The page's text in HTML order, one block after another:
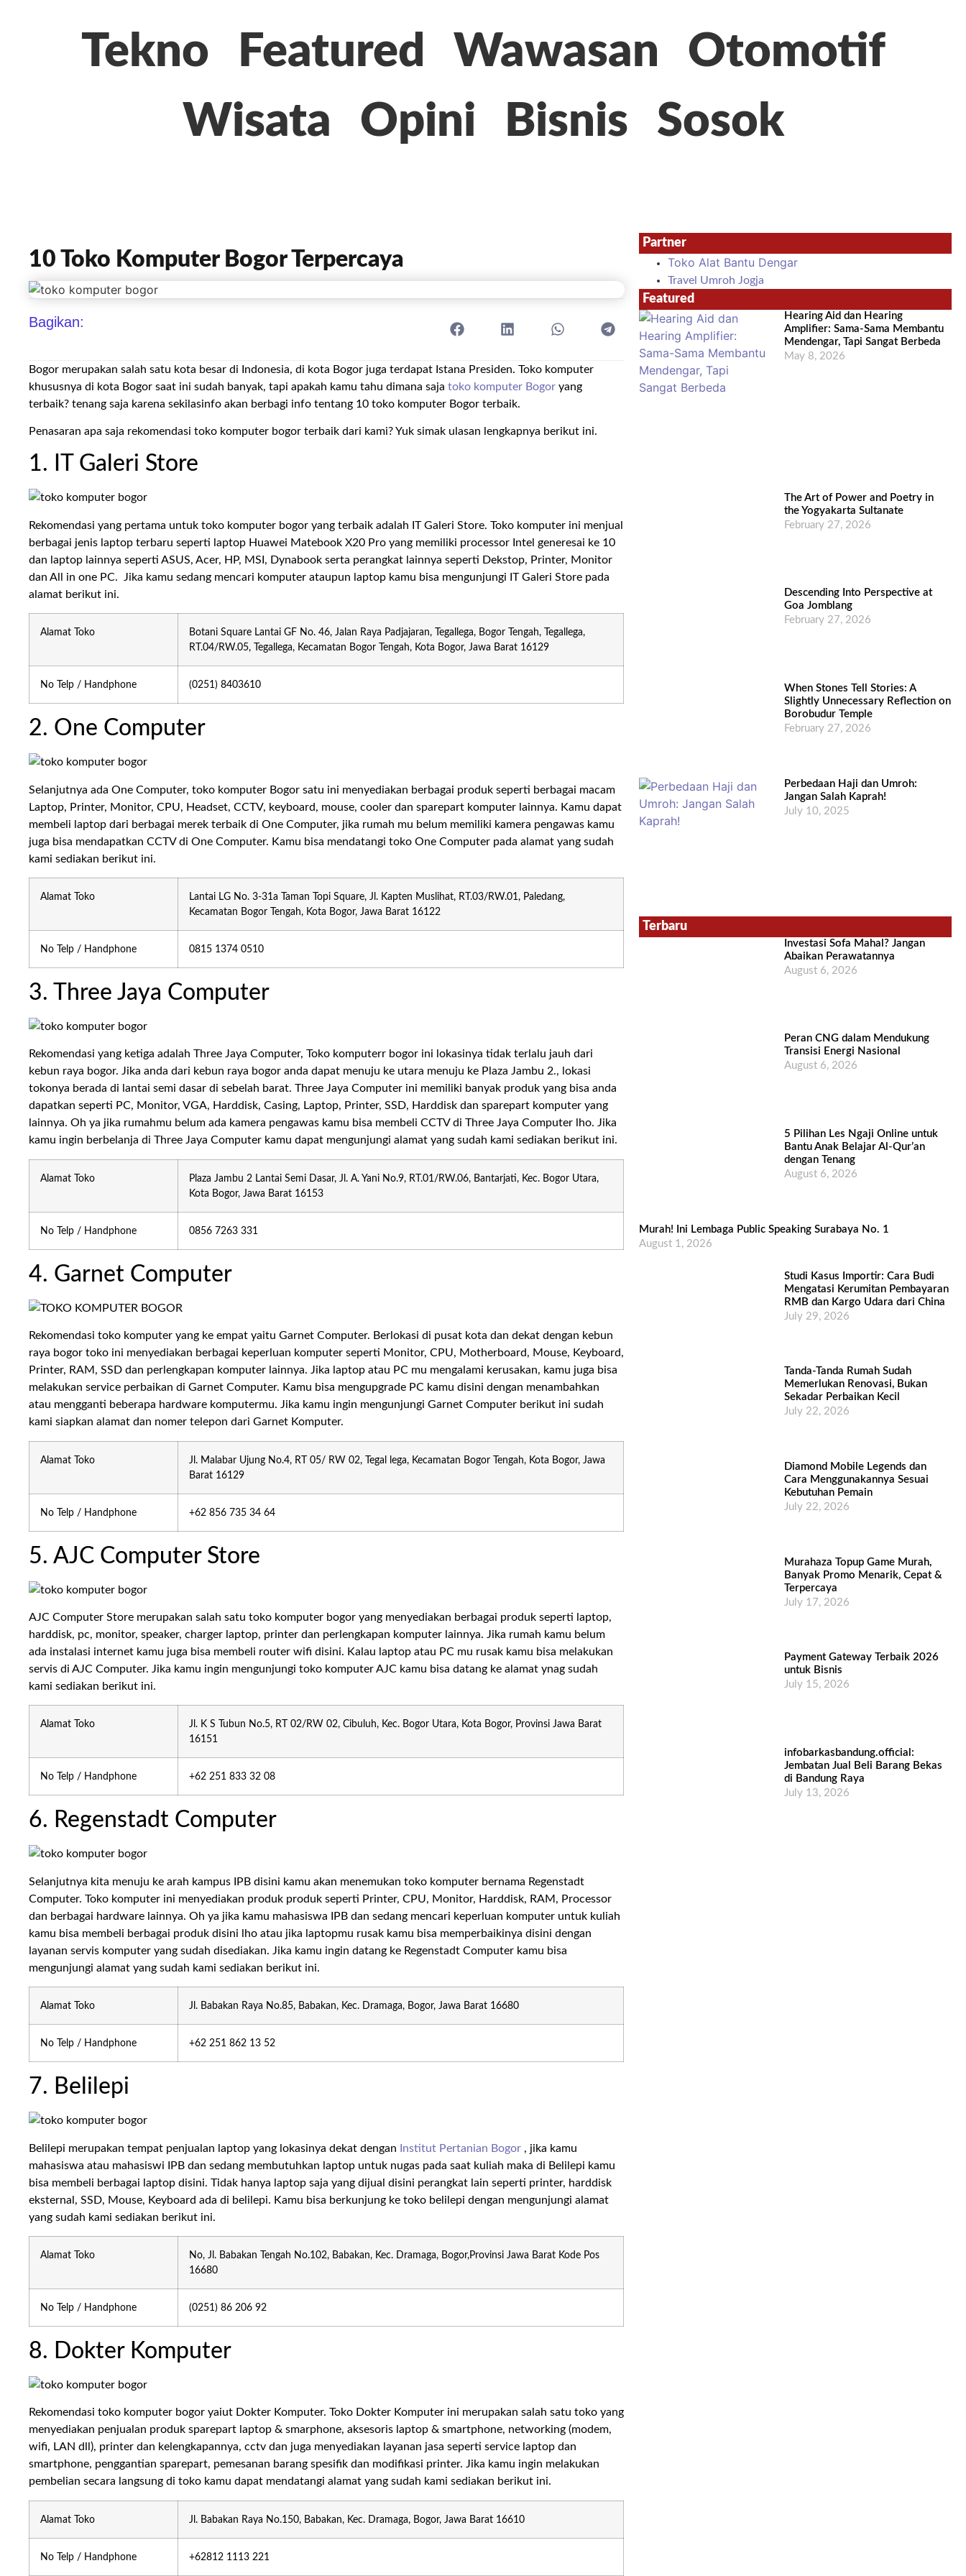
Tekno Featured Wawasan
Otomotif
Wisata
Opini Bisnis Sosok
10 Toko Komputer Bogor Terpercaya
Bagikan:
Bogor merupakan salah satu kota besar di Indonesia, di kota Bogor juga terdapat Istana Presiden. Toko komputer
khususnya di kota Bogor saat ini sudah banyak, tapi apakah kamu tahu dimana saja toko komputer Bogor yang
terbaik? tenang saja karena sekilasinfo akan berbagi info tentang 10 toko komputer Bogor terbaik.
Penasaran apa saja rekomendasi toko komputer bogor terbaik dari kami? Yuk simak ulasan lengkapnya berikut ini.
1. IT Galeri Store
Rekomendasi yang pertama untuk toko komputer bogor yang terbaik adalah IT Galeri Store. Toko komputer ini menjual
berbagai jenis laptop terbaru seperti laptop Huawei Matebook X20 Pro yang memiliki processor Intel generesai ke 10
dan laptop lainnya seperti ASUS, Acer, HP, MSI, Dynabook serta perangkat lainnya seperti Dekstop, Printer, Monitor
dan All in one PC. Jika kamu sedang mencari komputer ataupun laptop kamu bisa mengunjungi IT Galeri Store pada
alamat berikut ini.
Alamat Toko
Botani Square Lantai GF No. 46, Jalan Raya Padjajaran, Tegallega, Bogor Tengah, Tegallega,
RT.04/RW.05, Tegallega, Kecamatan Bogor Tengah, Kota Bogor, Jawa Barat 16129
No Telp / Handphone (0251) 8403610
2. One Computer
Selanjutnya ada One Computer, toko komputer Bogor satu ini menyediakan berbagai produk seperti berbagai macam
Laptop, Printer, Monitor, CPU, Headset, CCTV, keyboard, mouse, cooler dan sparepart komputer lainnya. Kamu dapat
membeli laptop dari berbagai merek terbaik di One Computer, jika rumah mu belum memiliki kamera pengawas kamu
juga bisa mendapatkan CCTV di One Computer. Kamu bisa mendatangi toko One Computer pada alamat yang sudah
kami sediakan berikut ini.
Alamat Toko
Lantai LG No. 3-31a Taman Topi Square, Jl. Kapten Muslihat, RT.03/RW.01, Paledang,
Kecamatan Bogor Tengah, Kota Bogor, Jawa Barat 16122
No Telp / Handphone 0815 1374 0510
3. Three Jaya Computer
Rekomendasi yang ketiga adalah Three Jaya Computer, Toko komputerr bogor ini lokasinya tidak terlalu jauh dari
kebun raya bogor. Jika anda dari kebun raya bogor anda dapat menuju ke utara menuju ke Plaza Jambu 2., lokasi
tokonya berada di lantai semi dasar di sebelah barat. Three Jaya Computer ini memiliki banyak produk yang bisa anda
dapatkan seperti PC, Monitor, VGA, Harddisk, Casing, Laptop, Printer, SSD, Harddisk dan sparepart komputer yang
lainnya. Oh ya jika rumahmu belum ada kamera pengawas kamu bisa membeli CCTV di Three Jaya Computer lho. Jika
kamu ingin berbelanja di Three Jaya Computer kamu dapat mengunjungi alamat yang sudah kami sediakan berikut ini.
Alamat Toko
Plaza Jambu 2 Lantai Semi Dasar, Jl. A. Yani No.9, RT.01/RW.06, Bantarjati, Kec. Bogor Utara,
Kota Bogor, Jawa Barat 16153
No Telp / Handphone 0856 7263 331
4. Garnet Computer
Rekomendasi toko komputer yang ke empat yaitu Garnet Computer. Berlokasi di pusat kota dan dekat dengan kebun
raya bogor toko ini menyediakan berbagai keperluan komputer seperti Monitor, CPU, Motherboard, Mouse, Keyboard,
Printer, RAM, SSD dan perlengkapan komputer lainnya. Jika laptop atau PC mu mengalami kerusakan, kamu juga bisa
melakukan service perbaikan di Garnet Computer. Kamu bisa mengupgrade PC kamu disini dengan menambahkan
atau mengganti beberapa hardware komputermu. Jika kamu ingin mengunjungi Garnet Computer berikut ini sudah
kami siapkan alamat dan nomer telepon dari Garnet Komputer.
Alamat Toko
Jl. Malabar Ujung No.4, RT 05/ RW 02, Tegal lega, Kecamatan Bogor Tengah, Kota Bogor, Jawa
Barat 16129
No Telp / Handphone +62 856 735 34 64
5. AJC Computer Store
AJC Computer Store merupakan salah satu toko komputer bogor yang menyediakan berbagai produk seperti laptop,
harddisk, pc, monitor, speaker, charger laptop, printer dan perlengkapan komputer lainnya. Jika rumah kamu belum
ada instalasi internet kamu juga bisa membeli router wifi disini. Kalau laptop atau PC mu rusak kamu bisa melakukan
servis di AJC Computer. Jika kamu ingin mengunjungi toko komputer AJC kamu bisa datang ke alamat ynag sudah
kami sediakan berikut ini.
Alamat Toko
Jl. K S Tubun No.5, RT 02/RW 02, Cibuluh, Kec. Bogor Utara, Kota Bogor, Provinsi Jawa Barat
16151
No Telp / Handphone +62 251 833 32 08
6. Regenstadt Computer
Selanjutnya kita menuju ke arah kampus IPB disini kamu akan menemukan toko komputer bernama Regenstadt
Computer. Toko komputer ini menyediakan produk produk seperti Printer, CPU, Monitor, Harddisk, RAM, Processor
dan berbagai hardware lainnya. Oh ya jika kamu mahasiswa IPB dan sedang mencari keperluan komputer untuk kuliah
kamu bisa membeli berbagai produk disini lho atau jika laptopmu rusak kamu bisa memperbaikinya disini dengan
layanan servis komputer yang sudah disediakan. Jika kamu ingin datang ke Regenstadt Computer kamu bisa
mengunjungi alamat yang sudah kami sediakan berikut ini.
Alamat Toko Jl. Babakan Raya No.85, Babakan, Kec. Dramaga, Bogor, Jawa Barat 16680
No Telp / Handphone +62 251 862 13 52
7. Belilepi
Belilepi merupakan tempat penjualan laptop yang lokasinya dekat dengan Institut Pertanian Bogor , jika kamu
mahasiswa atau mahasiswi IPB dan sedang membutuhkan laptop untuk nugas pada saat kuliah maka di Belilepi kamu
bisa membeli berbagai laptop disini. Tidak hanya laptop saja yang dijual disini perangkat lain seperti printer, harddisk
eksternal, SSD, Mouse, Keyboard ada di belilepi. Kamu bisa berkunjung ke toko belilepi dengan mengunjungi alamat
yang sudah kami sediakan berikut ini.
Alamat Toko
No, Jl. Babakan Tengah No.102, Babakan, Kec. Dramaga, Bogor,Provinsi Jawa Barat Kode Pos
16680
No Telp / Handphone (0251) 86 206 92
8. Dokter Komputer
Rekomendasi toko komputer bogor yaiut Dokter Komputer. Toko Dokter Komputer ini merupakan salah satu toko yang
menyediakan penjualan produk sparepart laptop & smarphone, aksesoris laptop & smartphone, networking (modem,
wifi, LAN dll), printer dan kelengkapannya, cctv dan juga menyediakan layanan jasa seperti service laptop dan
smartphone, penggantian sparepart, pemesanan barang spesifik dan modifikasi printer. Jika kamu ingin melakukan
pembelian secara langsung di toko kamu dapat mendatangi alamat yang sudah kami sediakan berikut ini.
Alamat Toko Jl. Babakan Raya No.150, Babakan, Kec. Dramaga, Bogor, Jawa Barat 16610
No Telp / Handphone +62812 1113 221
Partner
Toko Alat Bantu Dengar
Travel Umroh Jogja
Featured
Hearing Aid dan Hearing
Amplifier: Sama-Sama Membantu
Mendengar, Tapi Sangat Berbeda
May 8, 2026
The Art of Power and Poetry in
the Yogyakarta Sultanate
February 27, 2026
Descending Into Perspective at
Goa Jomblang
February 27, 2026
When Stones Tell Stories: A
Slightly Unnecessary Reflection on
Borobudur Temple
February 27, 2026
Perbedaan Haji dan Umroh:
Jangan Salah Kaprah!
July 10, 2025
Terbaru
Investasi Sofa Mahal? Jangan
Abaikan Perawatannya
August 6, 2026
Peran CNG dalam Mendukung
Transisi Energi Nasional
August 6, 2026
5 Pilihan Les Ngaji Online untuk
Bantu Anak Belajar Al-Qur’an
dengan Tenang
August 6, 2026
Murah! Ini Lembaga Public Speaking Surabaya No. 1
August 1, 2026
Studi Kasus Importir: Cara Budi
Mengatasi Kerumitan Pembayaran
RMB dan Kargo Udara dari China
July 29, 2026
Tanda-Tanda Rumah Sudah
Memerlukan Renovasi, Bukan
Sekadar Perbaikan Kecil
July 22, 2026
Diamond Mobile Legends dan
Cara Menggunakannya Sesuai
Kebutuhan Pemain
July 22, 2026
Murahaza Topup Game Murah,
Banyak Promo Menarik, Cepat &
Terpercaya
July 17, 2026
Payment Gateway Terbaik 2026
untuk Bisnis
July 15, 2026
infobarkasbandung.official:
Jembatan Jual Beli Barang Bekas
di Bandung Raya
July 13, 2026